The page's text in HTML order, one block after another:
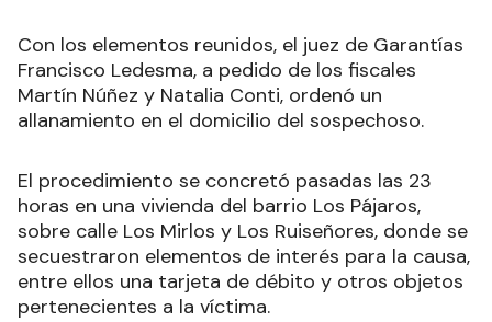
Con los elementos reunidos, el juez de Garantías
Francisco Ledesma, a pedido de los fiscales
Martín Núñez y Natalia Conti, ordenó un
allanamiento en el domicilio del sospechoso.
El procedimiento se concretó pasadas las 23
horas en una vivienda del barrio Los Pájaros,
sobre calle Los Mirlos y Los Ruiseñores, donde se
secuestraron elementos de interés para la causa,
entre ellos una tarjeta de débito y otros objetos
pertenecientes a la víctima.